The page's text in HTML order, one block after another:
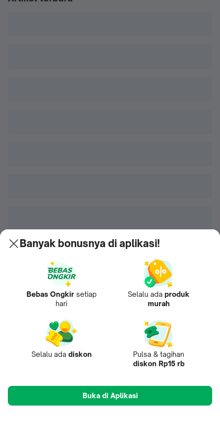
Banyak bonusnya di aplikasi!
Bebas Ongkir setiap
hari
Selalu ada produk
murah
Selalu ada diskon
Pulsa & tagihan
diskon Rp15 rb
Buka di Aplikasi